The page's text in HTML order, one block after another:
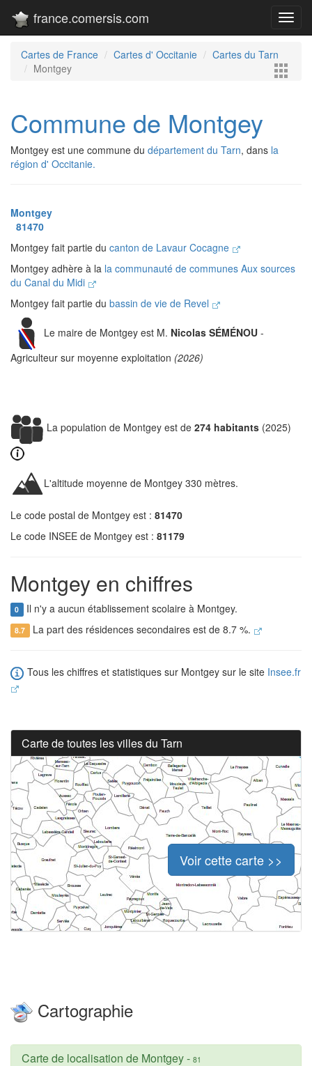
france.comersis.com
Cartes de France Cartes d' Occitanie
Cartes du Tarn
Montgey
Commune de Montgey
Montgey est une commune du département du Tarn, dans la
région d' Occitanie.
Montgey
81470
Montgey fait partie du canton de Lavaur Cocagne
Montgey adhère à la la communauté de communes Aux sources
du Canal du Midi
Montgey fait partie du bassin de vie de Revel
Le maire de Montgey est M. Nicolas SÉMÉNOU -
Agriculteur sur moyenne exploitation (2026)
La population de Montgey est de 274 habitants (2025)
L'altitude moyenne de Montgey 330 mètres.
Le code postal de Montgey est : 81470
Le code INSEE de Montgey est : 81179
Montgey en chiffres
0 Il n'y a aucun établissement scolaire à Montgey.
8.7 La part des résidences secondaires est de 8.7 %.
Tous les chiffres et statistiques sur Montgey sur le site Insee.fr
Carte de toutes les villes du Tarn
Voir cette carte >>
Cartographie
Carte de localisation de Montgey- 81